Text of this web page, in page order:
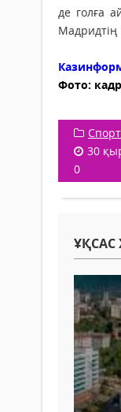
де голға
Фото:
Спорт
30
0